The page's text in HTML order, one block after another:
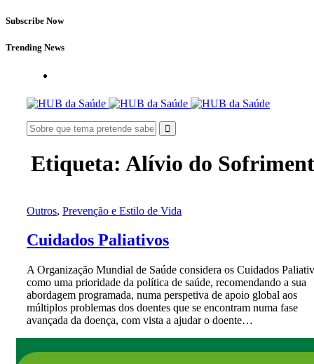
Subscribe Now
Trending News
Etiqueta: Alívio do
Outros, Prevenção e Estilo de Vida
Cuidados Paliativos
A Organização Mundial de Saúde considera os Cuidados
como uma prioridade da política de saúde, recomendando a sua
abordagem programada, numa perspetiva de apoio global aos
múltiplos problemas dos doentes que se encontram numa fase
avançada da doença, com vista a ajudar o doente…